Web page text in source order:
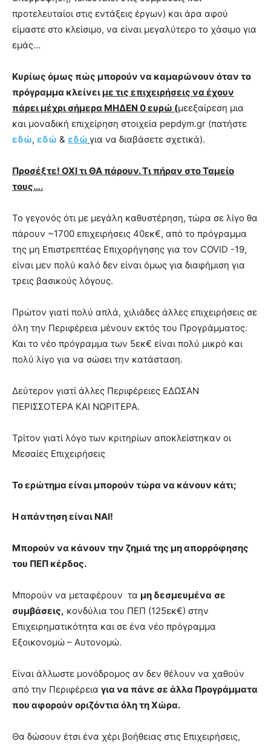
προτελευταίοι στις εντάξεις έργων) και άρα αφού
είμαστε στο κλείσιμο, να είναι μεγαλύτερο το χάσιμο για
εμάς…
Κυρίως όμως πώς μπορούν να καμαρώνουν όταν το
πρόγραμμα κλείνειμε τις επιχειρήσεις να έχουν
πάρει μέχρι σήμερα ΜΗΔΕΝ 0 ευρώ (μεεξαίρεση μια
και μοναδική επιχείρηση στοιχεία pepdym.gr (πατήστε
εδώ, εδώ & εδώ για να διαβάσετε σχετικά).
Προσέξτε! ΟΧΙ τι ΘΑ πάρουν. Τι πήραν στο Ταμείο
τους….
Το γεγονός ότι με μεγάλη καθυστέρηση, τώρα σε λίγο θα
πάρουν ~1700 επιχειρήσεις 40εκ€, από το πρόγραμμα
της μη Επιστρεπτέας Επιχορήγησης για τον COVID -19,
είναι μεν πολύ καλό δεν είναι όμως για διαφήμιση για
τρεις βασικούς λόγους.
Πρώτον γιατί πολύ απλά, χιλιάδες άλλες επιχειρήσεις σε
όλη την Περιφέρεια μένουν εκτός του Προγράμματος.
Και το νέο πρόγραμμα των 5εκ€ είναι πολύ μικρό και
πολύ λίγο για να σώσει την κατάσταση.
Δεύτερον γιατί άλλες Περιφέρειες ΕΔΩΣΑΝ
ΠΕΡΙΣΣΟΤΕΡΑ ΚΑΙ ΝΩΡΙΤΕΡΑ.
Τρίτον γιατί λόγο των κριτηρίων αποκλείστηκαν οι
Μεσαίες Επιχειρήσεις
Το ερώτημα είναι μπορούν τώρα να κάνουν κάτι;
Η απάντηση είναι ΝΑΙ!
Μπορούν να κάνουν την ζημιά της μη απορρόφησης
του ΠΕΠ κέρδος.
Μπορούν να μεταφέρουν τα μη δεσμευμένα σε
συμβάσεις, κονδύλια του ΠΕΠ (125εκ€) στην
Επιχειρηματικότητα και σε ένα νέο πρόγραμμα
Εξοικονομώ – Αυτονομώ.
Είναι άλλωστε μονόδρομος αν δεν θέλουν να χαθούν
από την Περιφέρεια για να πάνε σε άλλα Προγράμματα
που αφορούν οριζόντια όλη τη Χώρα.
Θα δώσουν έτσι ένα χέρι βοήθειας στις Επιχειρήσεις,